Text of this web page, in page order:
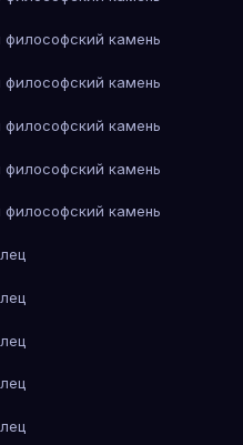
камень
камень
камень
камень
камень